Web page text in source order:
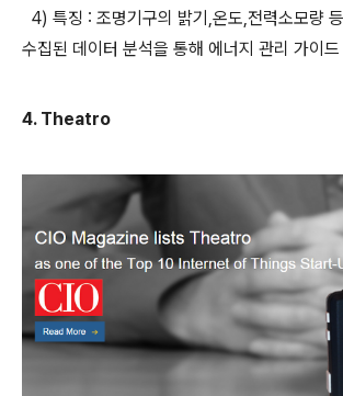
4) 특징 : 조명기구의 밝기,온도,전력소모량
수집된 데이터 분석을 통해 에너지 관리 가이드
4. Theatro